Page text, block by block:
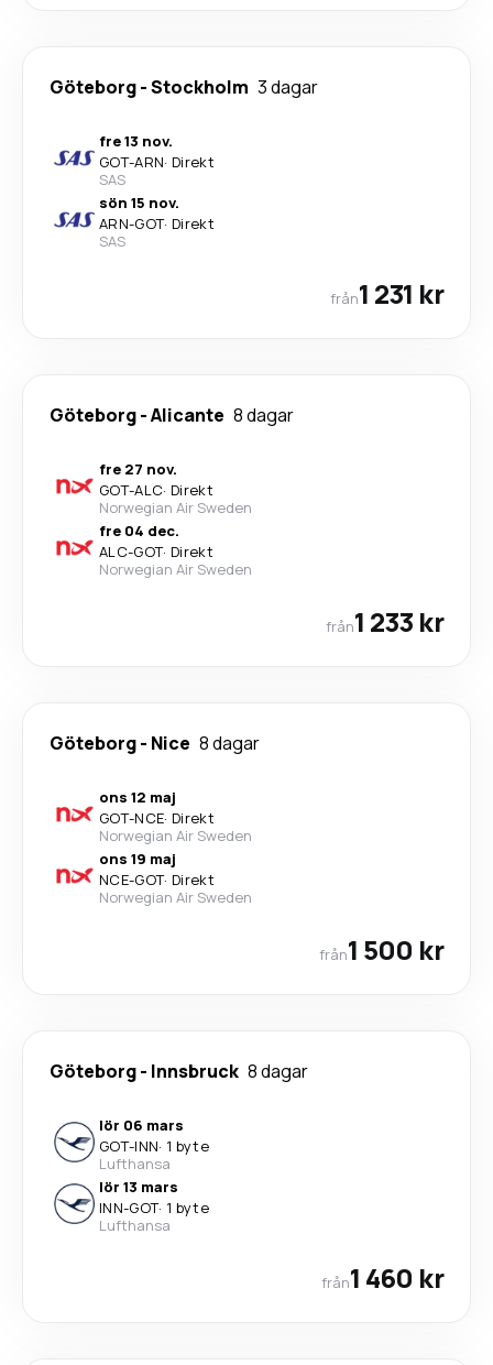
Göteborg-Stockholm 3 dagar
fre 13 nov.
GOT-ARN· Direkt
SAS
sön 15 nov.
ARN-GOT· Direkt
SAS
från1 231 kr
Göteborg-Alicante 8 dagar
fre 27 nov.
GOT-ALC· Direkt
Norwegian Air Sweden
fre 04 dec.
ALC-GOT· Direkt
Norwegian Air Sweden
från1 233 kr
Göteborg- Nice 8 dagar
ons 12 maj
GOT-NCE· Direkt
Norwegian Air Sweden
ons 19 maj
NCE-GOT· Direkt
Norwegian Air Sweden
från1 500 kr
Göteborg- Innsbruck 8 dagar
lör 06 mars
GOT-INN· 1 byte
Lufthansa
lör 13 mars
INN-GOT· 1 byte
Lufthansa
från1 460 kr